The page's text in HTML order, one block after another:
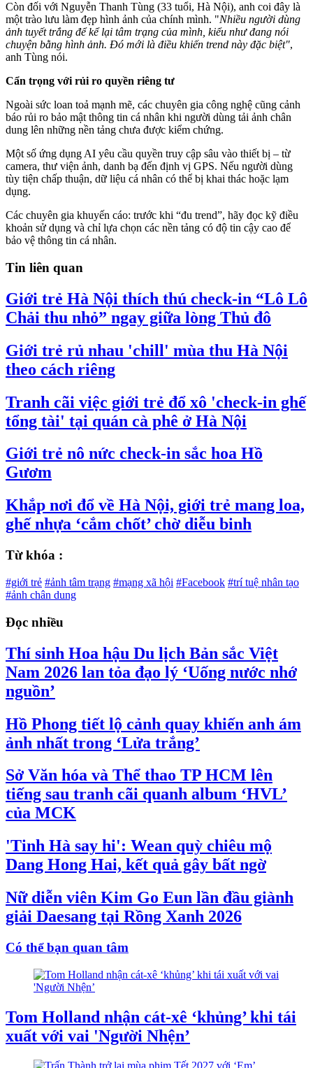
Còn đối với Nguyễn Thanh Tùng (33 tuổi, Hà Nội), anh coi đây là
một trào lưu làm đẹp hình ảnh của chính mình. "Nhiều người dùng
ảnh tuyết trắng để kể lại tâm trạng của mình, kiểu như đang nói
chuyện bằng hình ảnh. Đó mới là điều khiến trend này đặc biệt",
anh Tùng nói.
Cẩn trọng với rủi ro quyền riêng tư
Ngoài sức loan toả mạnh mẽ, các chuyên gia công nghệ cũng cảnh
báo rủi ro bảo mật thông tin cá nhân khi người dùng tải ảnh chân
dung lên những nền tảng chưa được kiểm chứng.
Một số ứng dụng AI yêu cầu quyền truy cập sâu vào thiết bị – từ
camera, thư viện ảnh, danh bạ đến định vị GPS. Nếu người dùng
tùy tiện chấp thuận, dữ liệu cá nhân có thể bị khai thác hoặc lạm
dụng.
Các chuyên gia khuyến cáo: trước khi “đu trend”, hãy đọc kỹ điều
khoản sử dụng và chỉ lựa chọn các nền tảng có độ tin cậy cao để
bảo vệ thông tin cá nhân.
Tin liên quan
Giới trẻ Hà Nội thích thú check-in “Lô Lô
Chải thu nhỏ” ngay giữa lòng Thủ đô
Giới trẻ rủ nhau 'chill' mùa thu Hà Nội
theo cách riêng
Tranh cãi việc giới trẻ đổ xô 'check-in ghế
tổng tài' tại quán cà phê ở Hà Nội
Giới trẻ nô nức check-in sắc hoa Hồ
Gươm
Khắp nơi đổ về Hà Nội, giới trẻ mang loa,
ghế nhựa ‘cắm chốt’ chờ diễu binh
Từ khóa :
#giới trẻ #ảnh tâm trạng #mạng xã hội #Facebook #trí tuệ nhân tạo
#ảnh chân dung
Đọc nhiều
Thí sinh Hoa hậu Du lịch Bản sắc Việt
Nam 2026 lan tỏa đạo lý ‘Uống nước nhớ
nguồn’
Hồ Phong tiết lộ cảnh quay khiến anh ám
ảnh nhất trong ‘Lửa trắng’
Sở Văn hóa và Thể thao TP HCM lên
tiếng sau tranh cãi quanh album ‘HVL’
của MCK
'Tinh Hà say hi': Wean quỳ chiêu mộ
Dang Hong Hai, kết quả gây bất ngờ
Nữ diễn viên Kim Go Eun lần đầu giành
giải Daesang tại Rồng Xanh 2026
Có thể bạn quan tâm
Tom Holland nhận cát-xê ‘khủng’ khi tái
xuất với vai 'Người Nhện’